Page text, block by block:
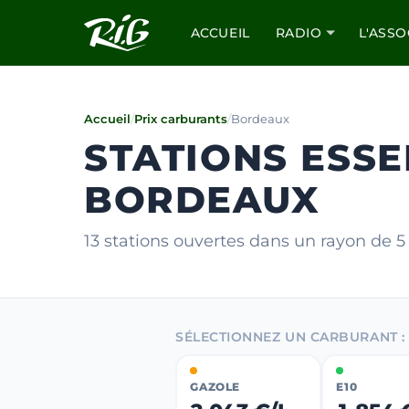
ACCUEIL RADIO
Accueil/Prix carburants/Bordeaux
STATIONS
BORDEAUX
13 stations ouvertes dans un rayon de
SÉLECTIONNEZ UN CARBURANT :
GAZOLE E10